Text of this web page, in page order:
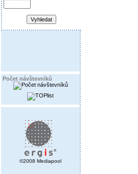
Počet návštevníků
©2008 Mediapool